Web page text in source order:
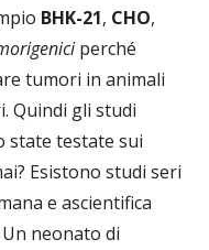
BHK-21, CHO,
perché
tumori in animali
Quindi gli studi
state testate sui
Esistono studi seri
e ascientifica
neonato di